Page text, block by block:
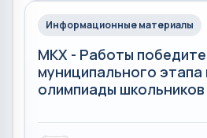
Информационные материалы
МКХ - Работы
муниципального
олимпиады школьников